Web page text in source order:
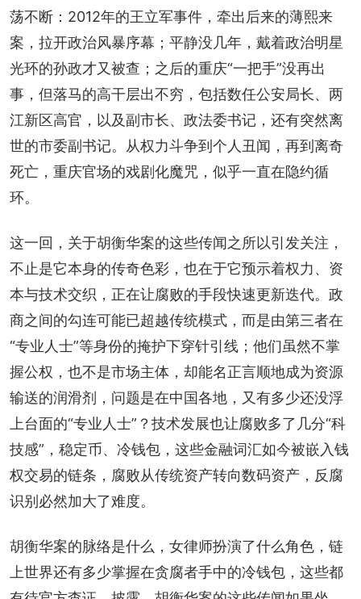
荡不断：2012年的王立军事件，牵出后来的薄熙来
案，拉开政治风暴序幕；平静没几年，戴着政治明星
光环的孙政才又被查；之后的重庆“一把手”没再出
事，但落马的高干层出不穷，包括数任公安局长、两
江新区高官，以及副市长、政法委书记，还有突然离
世的市委副书记。从权力斗争到个人丑闻，再到离奇
死亡，重庆官场的戏剧化魔咒，似乎一直在隐约循
环。
这一回，关于胡衡华案的这些传闻之所以引发关注，
不止是它本身的传奇色彩，也在于它预示着权力、资
本与技术交织，正在让腐败的手段快速更新迭代。政
商之间的勾连可能已超越传统模式，而是由第三者在
“专业人士”等身份的掩护下穿针引线；他们虽然不掌
握公权，也不是市场主体，却能名正言顺地成为资源
输送的润滑剂，问题是在中国各地，又有多少还没浮
上台面的“专业人士”？技术发展也让腐败多了几分“科
技感”，稳定币、冷钱包，这些金融词汇如今被嵌入钱
权交易的链条，腐败从传统资产转向数码资产，反腐
识别必然加大了难度。
胡衡华案的脉络是什么，女律师扮演了什么角色，链
上世界还有多少掌握在贪腐者手中的冷钱包，这些都